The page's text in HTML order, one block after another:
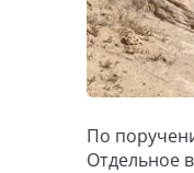
По
Отдельное